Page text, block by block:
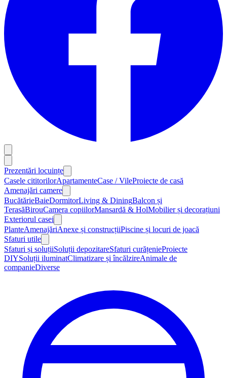
Prezentări locuințe
Casele cititorilorApartamenteCase / VileProiecte de casă
Amenajări camere
BucătărieBaieDormitorLiving & DiningBalcon și
TerasăBirouCamera copiilorMansardă & HolMobilier și decorațiuni
Exteriorul casei
PlanteAmenajăriAnexe și construcțiiPiscine și locuri de joacă
Sfaturi utile
Sfaturi și soluțiiSoluții depozitareSfaturi curățenieProiecte
DIYSoluții iluminatClimatizare și încălzireAnimale de
companieDiverse